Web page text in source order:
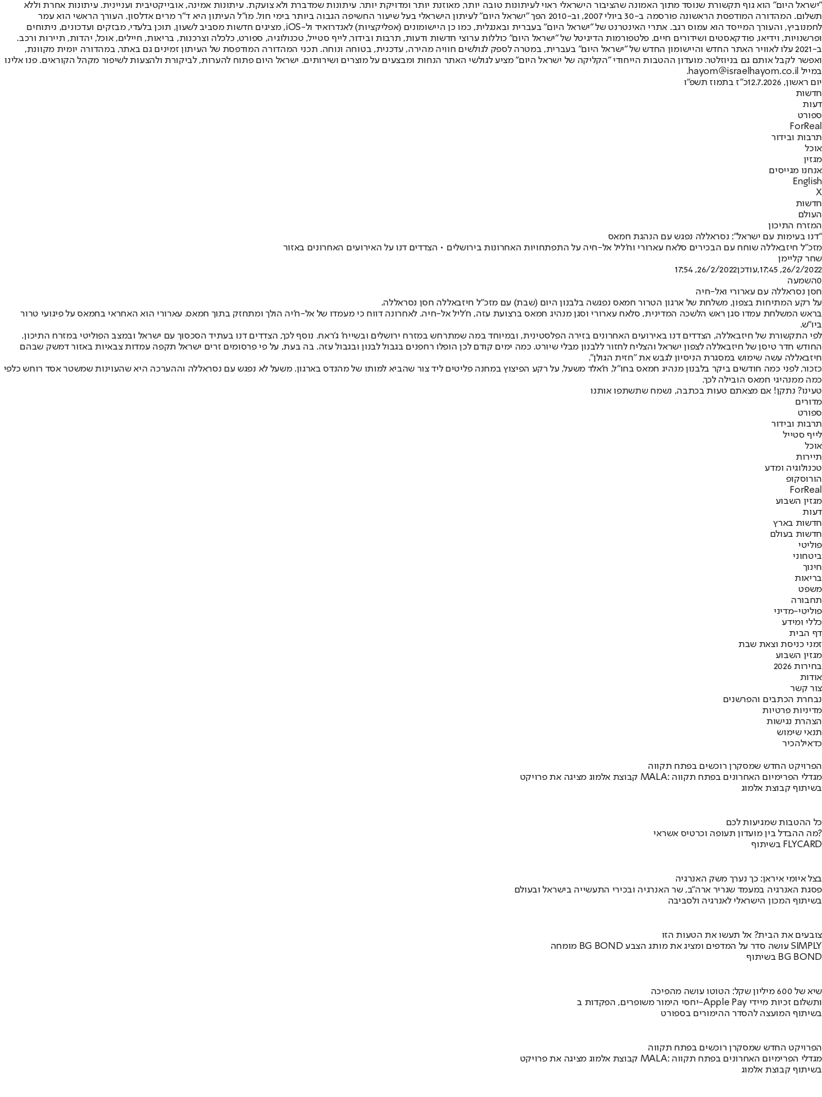
"ישראל היום" הוא גוף תקשורת שנוסד מתוך האמונה שהציבור הישראלי ראוי לעיתונות טובה יותר, מאוזנת יותר ומדויקת יותר. עיתונות שמדברת ולא צועקת. עיתונות אמינה, אובייקטיבית ועניינית. עיתונות אחרת וללא
תשלום. המהדורה המודפסת הראשונה פורסמה ב-30 ביולי 2007, וב-2010 הפך "ישראל היום" לעיתון הישראלי בעל שיעור החשיפה הגבוה ביותר בימי חול. מו"ל העיתון היא ד"ר מרים אדלסון. העורך הראשי הוא עמר
לחמנוביץ, והעורך המייסד הוא עמוס רגב. אתרי האינטרנט של "ישראל היום" בעברית ובאנגלית, כמו כן היישומונים (אפליקציות) לאנדרואיד ול-iOS, מציגים חדשות מסביב לשעון, תוכן בלעדי, מבזקים ועדכונים, ניתוחים
ופרשנויות, וידיאו, פודקאסטים ושידורים חיים. פלטפורמות הדיגיטל של "ישראל היום" כוללות ערוצי חדשות ודעות, תרבות ובידור, לייף סטייל, טכנולוגיה, ספורט, כלכלה וצרכנות, בריאות, חיילים, אוכל, יהדות, תיירות ורכב.
ב-2021 עלו לאוויר האתר החדש והיישומון החדש של "ישראל היום" בעברית, במטרה לספק לגולשים חוויה מהירה, עדכנית, בטוחה ונוחה. תכני המהדורה המודפסת של העיתון זמינים גם באתר, במהדורה יומית מקוונת,
ואפשר לקבל אותם גם בניוזלטר. מועדון ההטבות הייחודי "הקליקה של ישראל היום" מציע לגולשי האתר הנחות ומבצעים על מוצרים ושירותים. ישראל היום פתוח להערות, לביקורת ולהצעות לשיפור מקהל הקוראים. פנו אלינו
במייל hayom@israelhayom.co.il.
יום ראשון, 12.7.2026
כ"ז בתמוז תשפ"ו
חדשות
דעות
ספורט
ForReal
תרבות ובידור
אוכל
מגזין
אנחנו מגייסים
English
X
חדשות
העולם
המזרח התיכון
"דנו בעימות עם ישראל": נסראללה נפגש עם הנהגת חמאס
מזכ"ל חיזבאללה שוחח עם הבכירים סלאח עארורי וח'ליל אל-חיה על התפתחויות האחרונות בירושלים • הצדדים דנו על האירועים האחרונים באזור
שחר קליימן
26/2/2022, 17:45
,עודכן26/2/2022, 17:54
0השמעה
חסן נסראללה עם עארורי ואל-חיה
על רקע המתיחות בצפון, משלחת של ארגון הטרור חמאס נפגשה בלבנון היום (שבת) עם מזכ"ל חיזבאללה חסן נסראללה.
בראש המשלחת עמדו סגן ראש הלשכה המדינית, סלאח עארורי וסגן מנהיג חמאס ברצועת עזה, ח'ליל אל-חיה. לאחרונה דווח כי מעמדו של אל-ח'יה הולך ומתחזק בתוך חמאס. עארורי הוא האחראי בחמאס על פיגועי טרור
ביו"ש.
לפי התקשורת של חיזבאללה, הצדדים דנו באירועים האחרונים בזירה הפלסטינית, ובמיוחד במה שמתרחש במזרח ירושלים ובשייח' ג'ראח. נוסף לכך, הצדדים דנו בעתיד הסכסוך עם ישראל ובמצב הפוליטי במזרח התיכון.
החודש חדר טיסן של חיזבאללה לצפון ישראל והצליח לחזור ללבנון מבלי שיורט. כמה ימים קודם לכן הופלו רחפנים בגבול לבנון ובגבול עזה. בה בעת, על פי פרסומים זרים ישראל תקפה עמדות צבאיות באזור דמשק שבהם
חיזבאללה עשה שימוש במסגרת הניסיון לגבש את "חזית הגולן".
כזכור, לפני כמה חודשים ביקר בלבנון מנהיג חמאס בחו"ל, ח'אלד משעל, על רקע הפיצוץ במחנה פליטים ליד צור שהביא למותו של מהנדס בארגון. משעל לא נפגש עם נסראללה וההערכה היא שהעוינות שמשטר אסד רוחש כלפי
כמה ממנהיגי חמאס הובילה לכך.
טעינו? נתקן! אם מצאתם טעות בכתבה, נשמח שתשתפו אותנו
מדורים
ספורט
תרבות ובידור
לייף סטייל
אוכל
תיירות
טכנולוגיה ומדע
הורוסקופ
ForReal
מגזין השבוע
דעות
חדשות בארץ
חדשות בעולם
פוליטי
ביטחוני
חינוך
בריאות
משפט
תחבורה
פוליטי-מדיני
כללי ומידע
דף הבית
זמני כניסת וצאת שבת
מגזין השבוע
בחירות 2026
אודות
צור קשר
נבחרת הכתבים והפרשנים
מדיניות פרטיות
הצהרת נגישות
תנאי שימוש
כדאילהכיר
הפרויקט החדש שמסקרן רוכשים בפתח תקווה
קבוצת אלמוג מציגה את פרויקט MALA: מגדלי הפרימיום האחרונים בפתח תקווה
בשיתוף קבוצת אלמוג
כל ההטבות שמגיעות לכם
מה ההבדל בין מועדון תעופה וכרטיס אשראי?
בשיתוף FLYCARD
בצל איומי איראן: כך נערך משק האנרגיה
פסגת האנרגיה במעמד שגריר ארה"ב, שר האנרגיה ובכירי התעשייה בישראל ובעולם
בשיתוף המכון הישראלי לאנרגיה ולסביבה
צובעים את הבית? אל תעשו את הטעות הזו
מומחה BG BOND עושה סדר על המדפים ומציג את מותג הצבע SIMPLY
בשיתוף BG BOND
שיא של 600 מיליון שקל: הטוטו עושה מהפיכה
יחסי הימור משופרים, הפקדות ב-Apple Pay ותשלום זכיות מיידי
בשיתוף המועצה להסדר ההימורים בספורט
הפרויקט החדש שמסקרן רוכשים בפתח תקווה
קבוצת אלמוג מציגה את פרויקט MALA: מגדלי הפרימיום האחרונים בפתח תקווה
בשיתוף קבוצת אלמוג